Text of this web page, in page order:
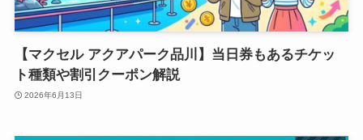
【マクセル アクアパーク品川】当日券もあるチケッ
ト種類や割引クーポン解説
2026年6月13日